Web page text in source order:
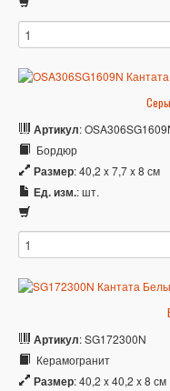
Артикул:
Бордюр
Размер: 40,2 x 7,7 x 8 см
Ед. изм.: шт.
Артикул: SG172300N
Керамогранит
Размер: 40,2 x 40,2 x 8 см